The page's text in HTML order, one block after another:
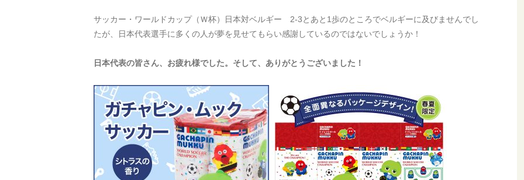
サッカー・ワールドカップ（Ｗ杯）日本対ベルギー 2-3とあと1歩のところでベルギーに及びませんでし
たが、日本代表選手に多くの人が夢を見せてもらい感謝しているのではないでしょうか！
日本代表の皆さん、お疲れ様でした。そして、ありがとうございました！